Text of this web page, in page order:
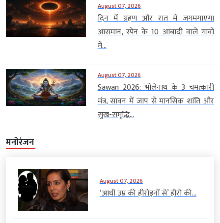
August 07, 2026
दिन में ग्रहण और रात में जगमगाएगा
आसमान, स्पेन के 10 आबादी वाले गांवों
में...
August 07, 2026
Sawan 2026: भोलेनाथ के 3 चमत्कारी
मंत्र, सावन में जाप से मानसिक शांति और
सुख-समृद्धि...
मनोरंजन
August 07, 2026
‘आधी उम्र की हीरोइनों से’ हीरो की...